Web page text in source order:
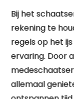
Bij het
rekening te
regels op het
ervaring. Door
allemaal